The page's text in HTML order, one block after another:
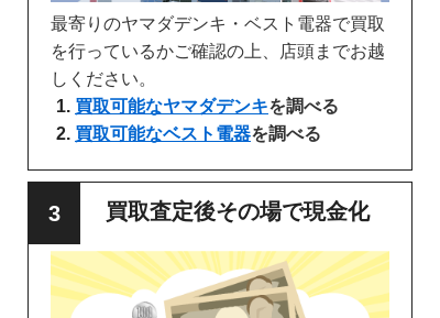
最寄りのヤマダデンキ・ベスト電器で買取
を行っているかご確認の上、店頭までお越
しください。
買取可能なヤマダデンキを調べる
買取可能なベスト電器を調べる
買取査定後その場で現金化